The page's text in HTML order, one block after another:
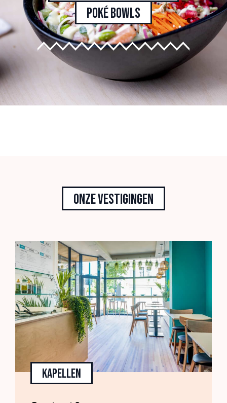
poké bowls
Onze vestigingen
Kapellen